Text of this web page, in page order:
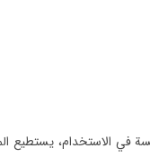
في الاستخدام،